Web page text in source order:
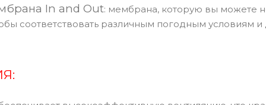
In and Out: мембрана, которую вы можете
соответствовать различным погодным условиям и